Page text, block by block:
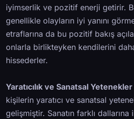
iyimserlik ve pozitif enerji getirir.
genellikle olayların iyi yanını
etraflarına da bu pozitif bakış
onlarla birlikteyken kendilerini
hissederler.
Yaratıcılık ve Sanatsal Yetenekler
kişilerin yaratıcı ve sanatsal
gelişmiştir. Sanatın farklı